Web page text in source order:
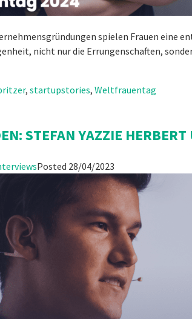
spielen Frauen eine
nicht nur die Errungenschaften,
, startupstories, Weltfrauentag
STEFAN YAZZIE
Posted 28/04/2023